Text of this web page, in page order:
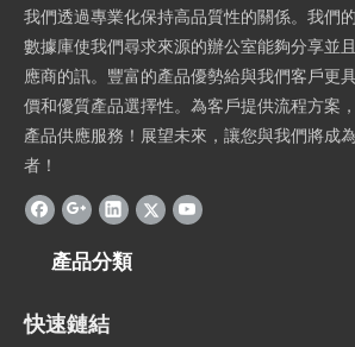
我們透過專業化保持高品質性的關係。我們
數據庫使我們尋求來源的辦公室能夠分享並
應商的訊。豐富的產品優勢給與我們客戶更
價和優質產品選擇性。為客戶提供流程方案
產品供應服務！展望未來，讓您與我們將成
者！
產品分類
快速鏈結